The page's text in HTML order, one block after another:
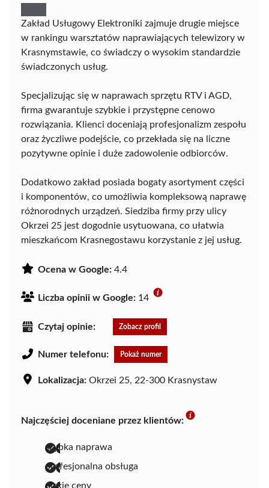
Zakład Usługowy Elektroniki zajmuje drugie miejsce
w rankingu warsztatów naprawiających telewizory w
Krasnymstawie, co świadczy o wysokim standardzie
świadczonych usług.
Specjalizując się w naprawach sprzętu RTV i AGD,
firma gwarantuje szybkie i przystępne cenowo
rozwiązania. Klienci doceniają profesjonalizm zespołu
oraz życzliwe podejście, co przekłada się na liczne
pozytywne opinie i duże zadowolenie odbiorców.
Dodatkowo zakład posiada bogaty asortyment części
i komponentów, co umożliwia kompleksową naprawę
różnorodnych urządzeń. Siedziba firmy przy ulicy
Okrzei 25 jest dogodnie usytuowana, co ułatwia
mieszkańcom Krasnegostawu korzystanie z jej usług.
Ocena w Google: 4.4
Liczba opinii w Google: 14
Czytaj opinie: Zobacz profil
Numer telefonu: Pokaż numer
Lokalizacja: Okrzei 25, 22-300 Krasnystaw
Najczęściej doceniane przez klientów:
szybka naprawa
profesjonalna obsługa
niskie ceny